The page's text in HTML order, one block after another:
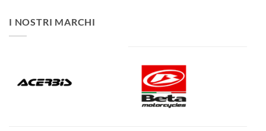
I NOSTRI MARCHI